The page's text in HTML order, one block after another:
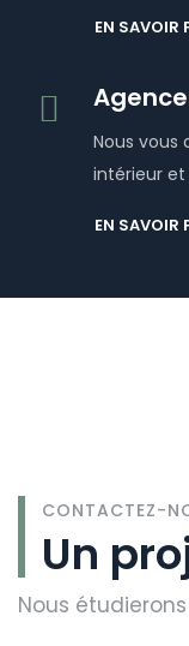
EN SAVOIR
Nous vous
intérieur
EN SAVOIR
CONTACTEZ-
Un
Nous